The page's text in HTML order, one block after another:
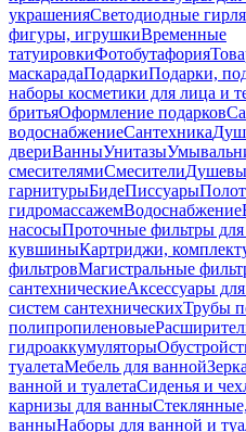
украшенияСветодиодные
фигуры, игрушкиВременные
татуировкиФотобутафория
маскарадаПодаркиПодарки,
наборы косметики для лица и
бритьяОформление подарков
водоснабжениеСантехника
двериВанныУнитазы
смесителямиСмесители
гарнитурыБидеПиссуары
гидромассажемВодоснабжение
насосыПроточные фильтры
кувшиныКартриджи,
фильтровМагистральные
сантехническиеАксессуары
систем сантехническихТрубы
полипропиленовые
гидроаккумуляторы
туалетаМебель для ванной
ванной и туалетаСиденья и
карнизы для ванны
ванныНаборы для ванной и